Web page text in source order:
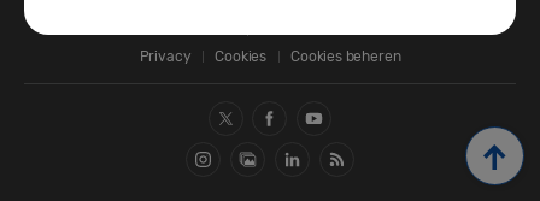
Privacy
Cookies Cookies beheren